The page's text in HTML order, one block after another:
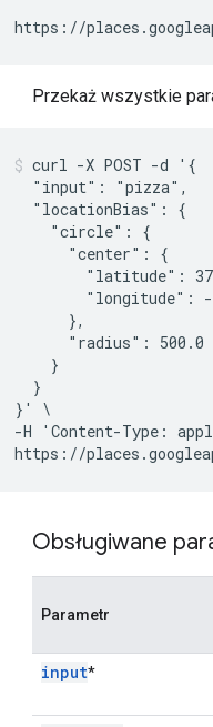
Przekaż wszystkie
curl -X POST -d '{
  "input": "pizza",
  "locationBias": {
    "circle": {
      "center": {
"latitude":
"longitude":
      },
      "radius": 500.0
    }
  }
}' \
-H 'Content-Type:
Obsługiwane
Parametr
input*